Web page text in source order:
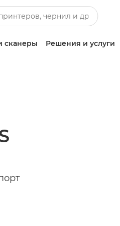
сканеры Решения и услуги